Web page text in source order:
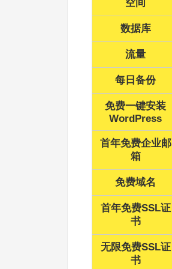
空间
数据库
流量
每日备份
免费一键安装
WordPress
首年免费企业邮
箱
免费域名
首年免费SSL证
书
无限免费SSL证
书